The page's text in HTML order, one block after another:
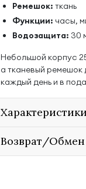
Ремешок: ткань
Функции: часы,
Водозащита: 30
Небольшой корпус
а тканевый ремешок
каждый день и в
Характеристики
Возврат/Обмен